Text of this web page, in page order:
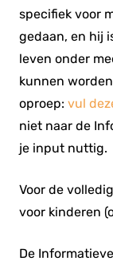
specifiek voor
gedaan, en hij
leven onder
kunnen
oproep: vul
niet naar de
je input nuttig.
Voor de
voor kinderen
De